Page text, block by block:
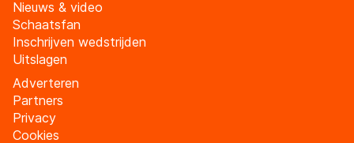
Nieuws & video
Schaatsfan
Inschrijven wedstrijden
Uitslagen
Adverteren
Partners
Privacy
Cookies